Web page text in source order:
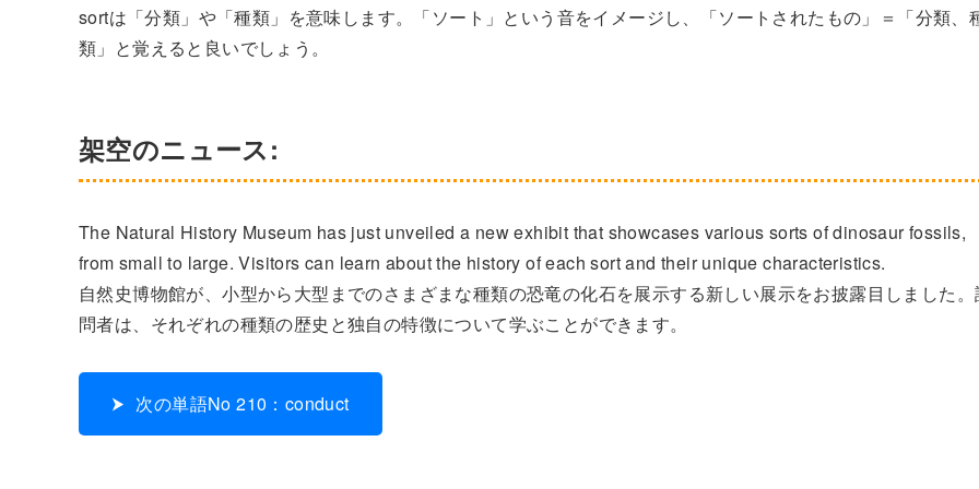
sortは「分類」や「種類」を意味します。「ソート」という音をイメージし、「ソートされたもの」＝「分類、
類」と覚えると良いでしょう。
架空のニュース:
The Natural History Museum has just unveiled a new exhibit that showcases various sorts of dinosaur fossils,
from small to large. Visitors can learn about the history of each sort and their unique characteristics.
自然史博物館が、小型から大型までのさまざまな種類の恐竜の化石を展示する新しい展示をお披露目しました
問者は、それぞれの種類の歴史と独自の特徴について学ぶことができます。
次の単語No 210：conduct